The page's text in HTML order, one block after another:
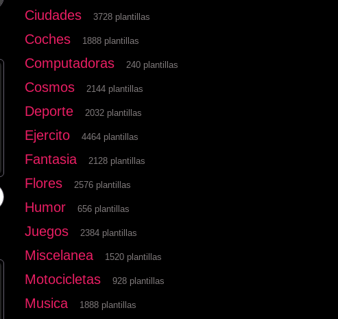
Ciudades 3728 plantillas
Coches 1888 plantillas
Computadoras 240 plantillas
Cosmos 2144 plantillas
Deporte 2032 plantillas
Ejercito 4464 plantillas
Fantasia 2128 plantillas
Flores 2576 plantillas
Humor 656 plantillas
Juegos 2384 plantillas
Miscelanea 1520 plantillas
Motocicletas 928 plantillas
Musica 1888 plantillas